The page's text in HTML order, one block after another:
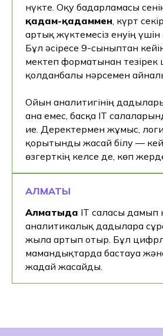
нүкте. Оқу бағдарламасы
қадам-қадаммен, күрт
артық жүктемесіз енуің үшін
Бұл әсіресе 9-сыныптан
мектеп форматынан тезірек
қолданбалы нәрсемен
Ойын аналитигінің
ғана емес, басқа IT
ие. Деректермен жұмыс,
қорытынды жасай білу —
өзгерткің келсе де, көп
АЛМАТЫ
Алматыда IT саласы дамып
аналитикалық дағдыларға
жылға артып отыр. Бұл
мамандықтарда бастауға
жағдай жасайды.
Қайда оқу